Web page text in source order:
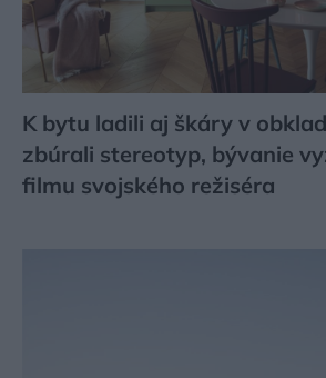
K bytu ladili aj škáry v
zbúrali stereotyp, bývanie
filmu svojského režiséra